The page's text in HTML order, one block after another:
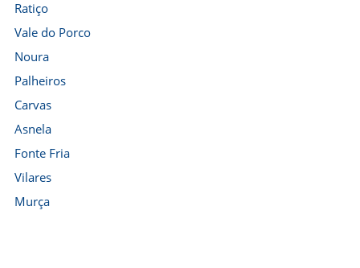
Ratiço
Vale do Porco
Noura
Palheiros
Carvas
Asnela
Fonte Fria
Vilares
Murça